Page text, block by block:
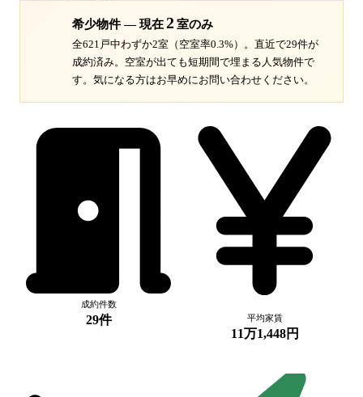
希少物件 — 現在2室のみ
全621戸中わずか2室（空室率0.3%）。 直近で29件が
成約済み。空室が出ても短期間で埋まる人気物件で
す。 気になる方はお早めにお問い合わせください。
成約件数
29件 平均家賃
11万1,448円